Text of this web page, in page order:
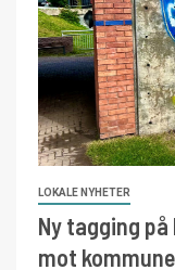
LOKALE NYHETER
Ny tagging
mot